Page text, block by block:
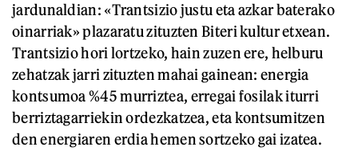
jardunaldian: «Trantsizio justu eta azkar baterako
oinarriak» plazaratu zituzten Biteri kultur etxean.
Trantsizio hori lortzeko, hain zuzen ere, helburu
zehatzak jarri zituzten mahai gainean: energia
kontsumoa %45 murriztea, erregai fosilak iturri
berriztagarriekin ordezkatzea, eta kontsumitzen
den energiaren erdia hemen sortzeko gai izatea.